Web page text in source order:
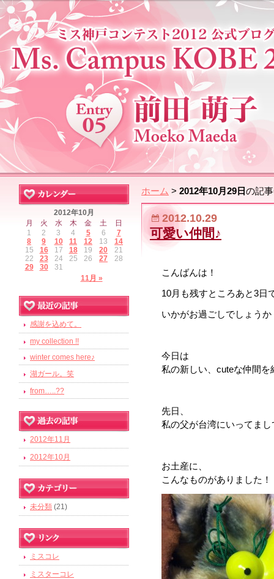
ホーム > 2012年10月29日の記
2012.10.29
可愛い仲間♪
こんばんは！
10月も残すところあと3日
いかがお過ごしでしょうか
今日は
私の新しい、cuteな仲間を
先日、
私の父が台湾にいってま
お土産に、
こんなものがありました！
2012年10月
月
火 水 木 金 土 日
11月 »
1 2 3 4 5 6
7
8
9 10 11 12 13
14
15
16 17 18 19 20
21
22
23 24 25 26 27
28
29
30 31
感謝を込めて。
my collection !!
winter comes here♪
湖ガール。笑
from…..??
2012年11月
2012年10月
未分類 (21)
ミスコレ
ミスターコレ